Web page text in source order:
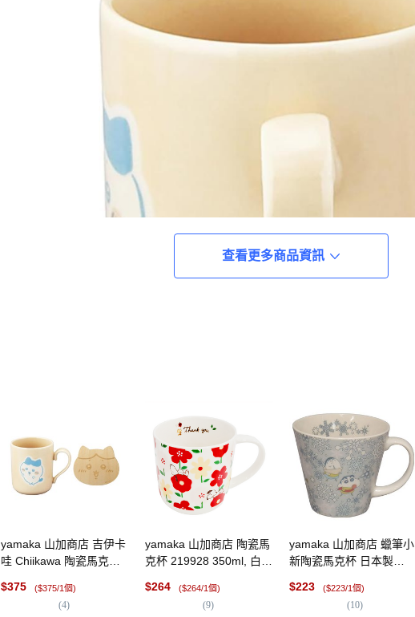
查看更多商品資訊
yamaka 山加商店 吉伊卡
哇 Chiikawa 陶瓷馬克杯
米色
$375 ($375/1個)
(4)
yamaka 山加商店 陶瓷馬
克杯 219928 350ml, 白色
$264 ($264/1個)
(9)
yamaka 山加商店 蠟筆小
新陶瓷馬克杯 日本製
$223 ($223/1個)
(10)